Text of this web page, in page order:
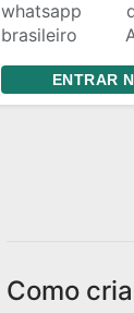
práticas.
se com outros
área e
contatos.
inglês na sua
whatsapp
brasileiro
alistamento é
do exército
ENTRAR
Como